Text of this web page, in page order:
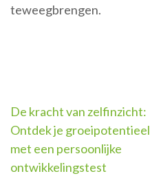
teweegbrengen.
Berichtnavigatie
De kracht van zelfinzicht:
Ontdek je groeipotentieel
met een persoonlijke
ontwikkelingstest